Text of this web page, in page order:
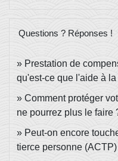
Questions ? Réponses !
Prestation de
qu'est-ce que l'aide à
Comment protéger
ne pourrez plus le faire
Peut-on encore
tierce personne